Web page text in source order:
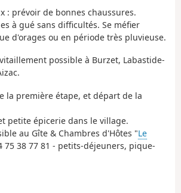
: prévoir de bonnes chaussures.
à gué sans difficultés. Se méfier
d'orages ou en période très pluvieuse.
possible à Burzet, Labastide-
la première étape, et départ de la
petite épicerie dans le village.
au Gîte & Chambres d'Hôtes "Le
75 38 77 81 - petits-déjeuners, pique-